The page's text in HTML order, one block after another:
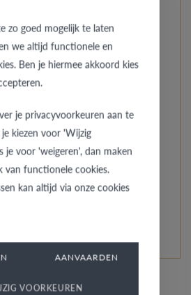
van Pre Wedding
kies je uit aparte stijlen, van
getint. Ga je voor klasse met
speciaal op maat gemaakt.Bij Pre
vind je zowel de sobere
als een model om mee uit te
pakken.
zo goed mogelijk te laten
we altijd functionele en
Ben je hiermee akkoord kies
je privacyvoorkeuren aan te
kiezen voor 'Wijzig
je voor 'weigeren', dan maken
van functionele cookies.
kan altijd via onze cookies
AANVAARDEN
VOORKEUREN